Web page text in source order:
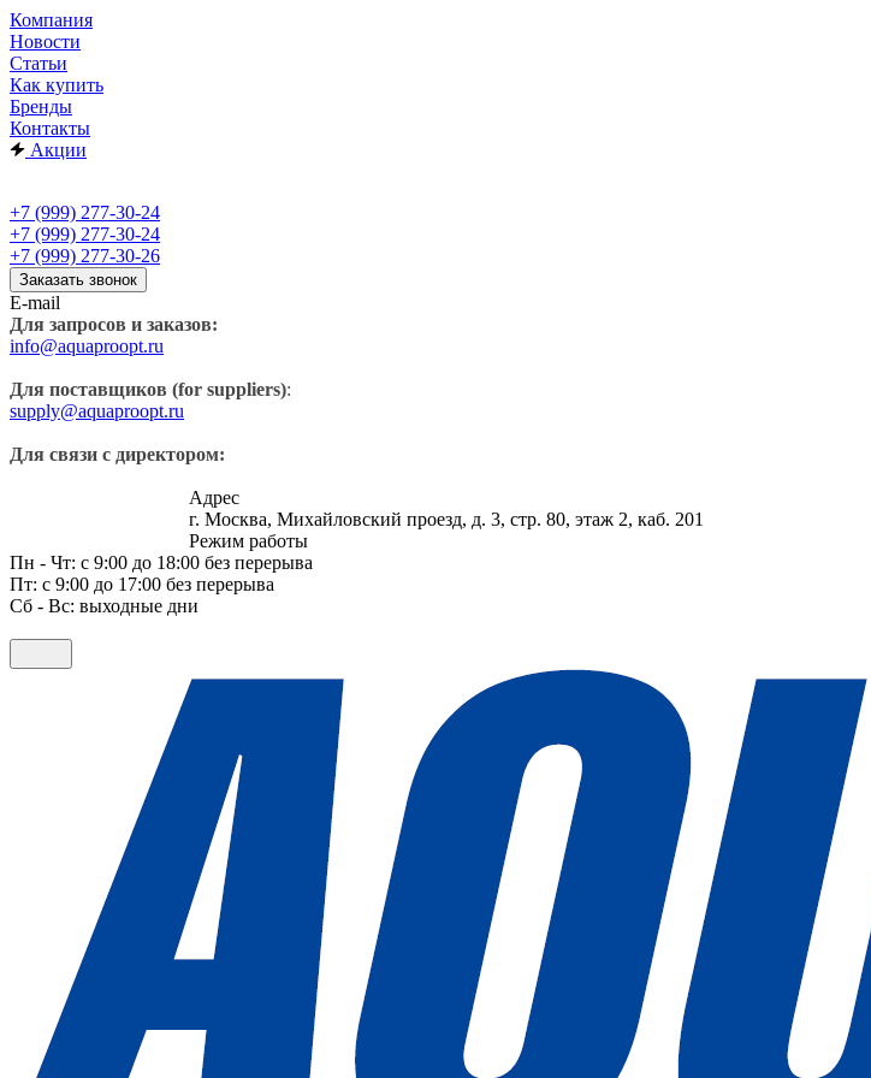
Компания
Новости
Статьи
Как купить
Бренды
Контакты
Акции
+7 (999) 277-30-24
+7 (999) 277-30-24
+7 (999) 277-30-26
Заказать звонок
E-mail
Для запросов и заказов:
info@aquaproopt.ru
Для поставщиков (for suppliers):
supply@aquaproopt.ru
Для связи с директором:
Адрес
г. Москва, Михайловский проезд, д. 3, стр. 80, этаж 2, каб. 201
Режим работы
Пн - Чт: с 9:00 до 18:00 без перерыва
Пт: с 9:00 до 17:00 без перерыва
Сб - Вс: выходные дни